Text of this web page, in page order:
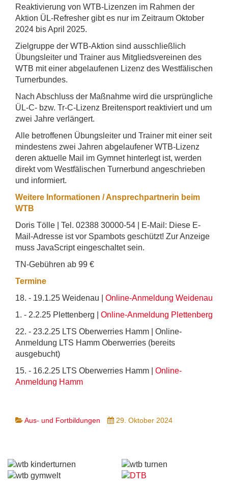
Reaktivierung von WTB-Lizenzen im Rahmen der
Aktion ÜL-Refresher gibt es nur im Zeitraum Oktober
2024 bis April 2025.
Zielgruppe der WTB-Aktion sind ausschließlich
Übungsleiter und Trainer aus Mitgliedsvereinen des
WTB mit einer abgelaufenen Lizenz des Westfälischen
Turnerbundes.
Nach Abschluss der Maßnahme wird die ursprüngliche
ÜL-C- bzw. Tr-C-Lizenz Breitensport reaktiviert und um
zwei Jahre verlängert.
Alle betroffenen Übungsleiter und Trainer mit einer seit
mindestens zwei Jahren abgelaufener WTB-Lizenz
deren aktuelle Mail im Gymnet hinterlegt ist, werden
direkt vom Westfälischen Turnerbund angeschrieben
und informiert.
Weitere Informationen / Ansprechpartnerin beim
WTB
Doris Tölle | Tel. 02388 30000-54 | E-Mail: Diese E-
Mail-Adresse ist vor Spambots geschützt! Zur Anzeige
muss JavaScript eingeschaltet sein.
TN-Gebühren ab 99 €
Termine
18. - 19.1.25 Weidenau | Online-Anmeldung Weidenau
1. - 2.2.25 Plettenberg | Online-Anmeldung Plettenberg
22. - 23.2.25 LTS Oberwerries Hamm | Online-
Anmeldung LTS Hamm Oberwerries (bereits
ausgebucht)
15. - 16.2.25 LTS Oberwerries Hamm | Online-
Anmeldung Hamm
Aus- und Fortbildungen 29. Oktober 2024